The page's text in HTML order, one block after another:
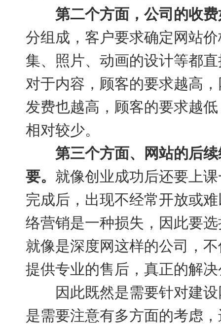
第二个方面，公司的收
分组成，客户要求确定网站
集、照片、动画的设计等都
对于内容，顾客的要求越高
发费也越高，顾客的要求越
相对较少。
第三个方面、网站的后
要。 就像创业成功后还要上
完成后，出现不经常开放或
络营销是一种损失，因此要
就像是深度网这样的公司，
提供专业的售后，真正的解
因此既然是需要针对建设
是需要注意有多方面的考虑